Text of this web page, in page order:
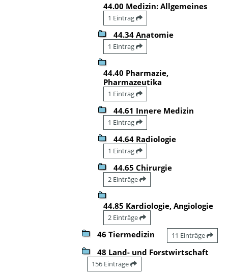
44.00 Medizin: Allgemeines
1 Eintrag
44.34 Anatomie
1 Eintrag
44.40 Pharmazie,
Pharmazeutika
1 Eintrag
44.61 Innere Medizin
1 Eintrag
44.64 Radiologie
1 Eintrag
44.65 Chirurgie
2 Einträge
44.85 Kardiologie, Angiologie
2 Einträge
46 Tiermedizin 11 Einträge
48 Land- und Forstwirtschaft
156 Einträge